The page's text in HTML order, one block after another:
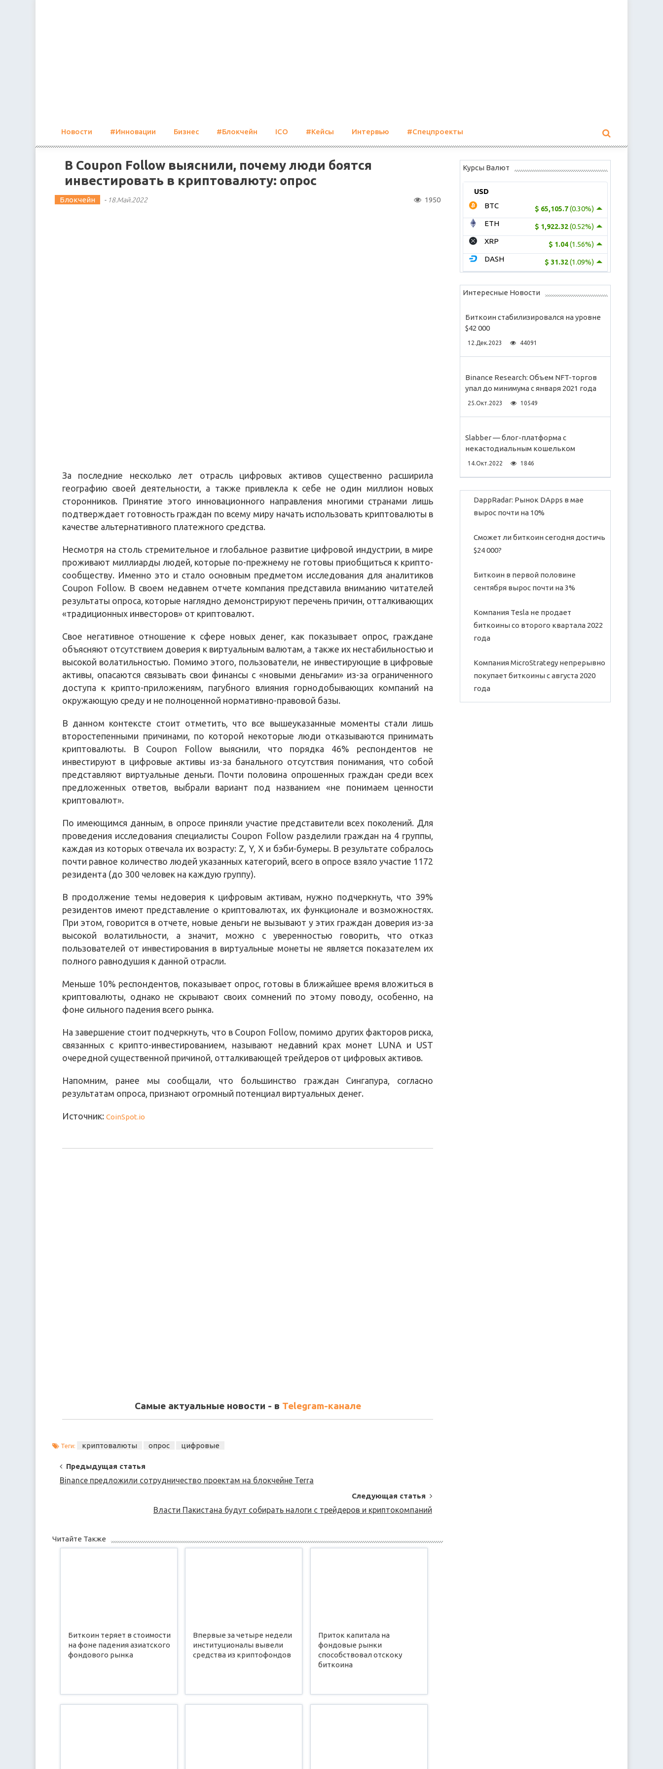
Новости #Инновации Бизнес #Блокчейн ICO #Кейсы Интервью #Спецпроекты
В Coupon Follow выяснили, почему люди боятся
инвестировать в криптовалюту: опрос
Блокчейн - 18.Май.2022 1950
За последние несколько лет отрасль цифровых активов существенно расширила
географию своей деятельности, а также привлекла к себе не один миллион новых
сторонников. Принятие этого инновационного направления многими странами лишь
подтверждает готовность граждан по всему миру начать использовать криптовалюты в
качестве альтернативного платежного средства.
Несмотря на столь стремительное и глобальное развитие цифровой индустрии, в мире
проживают миллиарды людей, которые по-прежнему не готовы приобщиться к крипто-
сообществу. Именно это и стало основным предметом исследования для аналитиков
Coupon Follow. В своем недавнем отчете компания представила вниманию читателей
результаты опроса, которые наглядно демонстрируют перечень причин, отталкивающих
«традиционных инвесторов» от криптовалют.
Свое негативное отношение к сфере новых денег, как показывает опрос, граждане
объясняют отсутствием доверия к виртуальным валютам, а также их нестабильностью и
высокой волатильностью. Помимо этого, пользователи, не инвестирующие в цифровые
активы, опасаются связывать свои финансы с «новыми деньгами» из-за ограниченного
доступа к крипто-приложениям, пагубного влияния горнодобывающих компаний на
окружающую среду и не полноценной нормативно-правовой базы.
В данном контексте стоит отметить, что все вышеуказанные моменты стали лишь
второстепенными причинами, по которой некоторые люди отказываются принимать
криптовалюты. В Coupon Follow выяснили, что порядка 46% респондентов не
инвестируют в цифровые активы из-за банального отсутствия понимания, что собой
представляют виртуальные деньги. Почти половина опрошенных граждан среди всех
предложенных ответов, выбрали вариант под названием «не понимаем ценности
криптовалют».
По имеющимся данным, в опросе приняли участие представители всех поколений. Для
проведения исследования специалисты Coupon Follow разделили граждан на 4 группы,
каждая из которых отвечала их возрасту: Z, Y, X и бэби-бумеры. В результате собралось
почти равное количество людей указанных категорий, всего в опросе взяло участие 1172
резидента (до 300 человек на каждую группу).
В продолжение темы недоверия к цифровым активам, нужно подчеркнуть, что 39%
резидентов имеют представление о криптовалютах, их функционале и возможностях.
При этом, говорится в отчете, новые деньги не вызывают у этих граждан доверия из-за
высокой волатильности, а значит, можно с уверенностью говорить, что отказ
пользователей от инвестирования в виртуальные монеты не является показателем их
полного равнодушия к данной отрасли.
Меньше 10% респондентов, показывает опрос, готовы в ближайшее время вложиться в
криптовалюты, однако не скрывают своих сомнений по этому поводу, особенно, на
фоне сильного падения всего рынка.
На завершение стоит подчеркнуть, что в Coupon Follow, помимо других факторов риска,
связанных с крипто-инвестированием, называют недавний крах монет LUNA и UST
очередной существенной причиной, отталкивающей трейдеров от цифровых активов.
Напомним, ранее мы сообщали, что большинство граждан Сингапура, согласно
результатам опроса, признают огромный потенциал виртуальных денег.
Источник: CoinSpot.io
Самые актуальные новости - в Telegram-канале
Теги: криптовалюты опрос цифровые
Post
Navigation
Предыдущая статья
Binance предложили сотрудничество проектам на блокчейне Terra
Следующая статья
Власти Пакистана будут собирать налоги с трейдеров и криптокомпаний
Читайте Также
Биткоин теряет в стоимости
на фоне падения азиатского
фондового рынка
Впервые за четыре недели
институционалы вывели
средства из криптофондов
Приток капитала на
фондовые рынки
способствовал отскоку
биткоина
Курсы Валют
USD
$ 65,105.7(0.30%)
BTC
$ 1,922.32(0.52%)
ETH
$ 1.04(1.56%)
XRP
$ 31.32(1.09%)
DASH
Интересные Новости
Биткоин стабилизировался на уровне
$42 000
12.Дек.2023 44091
Binance Research: Объем NFT-торгов
упал до минимума с января 2021 года
25.Окт.2023 10549
Slabber — блог-платформа с
некастодиальным кошельком
14.Окт.2022 1846
DappRadar: Рынок DApps в мае
вырос почти на 10%
Сможет ли биткоин сегодня достичь
$24 000?
Биткоин в первой половине
сентября вырос почти на 3%
Компания Tesla не продает
биткоины со второго квартала 2022
года
Компания MicroStrategy непрерывно
покупает биткоины с августа 2020
года